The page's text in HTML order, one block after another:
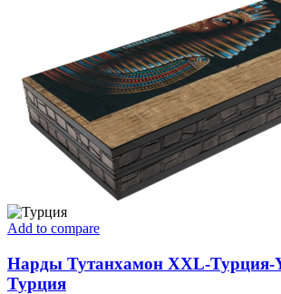
Add to compare
Нарды Тутанхамон XXL-Турция-
Турция